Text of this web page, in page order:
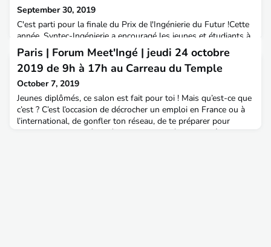
September 30, 2019
C'est parti pour la finale du Prix de l'Ingénierie du Futur !Cette
année, Syntec-Ingénierie a encouragé les jeunes et étudiants à
s'engager pour la planète en concevant des solutions qui
répondent à l'urgence climatique.8 projets ont été sélectionnés
pour la finale.À vous de les départager et de décerner le Prix
du Public !Vous pouvez voter du 23 septembre au 23 octobre
pour le projet le plus ambi
Paris | Forum Meet'Ingé | jeudi 24 octobre
2019 de 9h à 17h au Carreau du Temple
October 7, 2019
Jeunes diplômés, ce salon est fait pour toi ! Mais qu’est-ce que
c’est ? C’est l’occasion de décrocher un emploi en France ou à
l’international, de gonfler ton réseau, de te préparer pour
tes entretiens...En résumé, c’est l’endroit où il faudra être ! Plus